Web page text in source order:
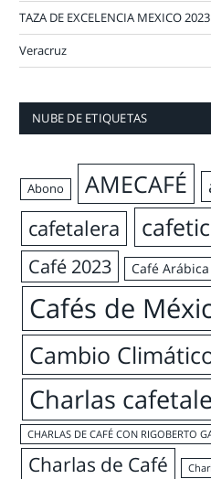
TAZA DE EXCELENCIA MEXICO 2023
Veracruz
NUBE DE ETIQUETAS
Abono AMECAFÉ
cafetalera
Café 2023 Café Arábica
Cafés de
Cambio
Charlas
CHARLAS DE CAFÉ CON RIGOBERTO
Charlas de Café